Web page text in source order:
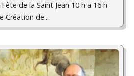
de la Saint Jean 10 h a 16 h
Création de...